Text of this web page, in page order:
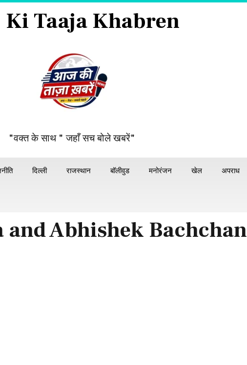
Ki Taaja Khabren
"वक्त के साथ " जहाँ सच बोले खबरें"
दिल्ली राजस्थान बॉलीवुड मनोरंजन खेल अपराध
and Abhishek Bachchan